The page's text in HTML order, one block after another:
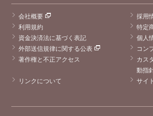
会社概要
採用
利用規約
特定
資金決済法に基づく表記
個人
外部送信規律に関する公表
コン
著作権と不正アクセス
カス
動指
リンクについて
サイ